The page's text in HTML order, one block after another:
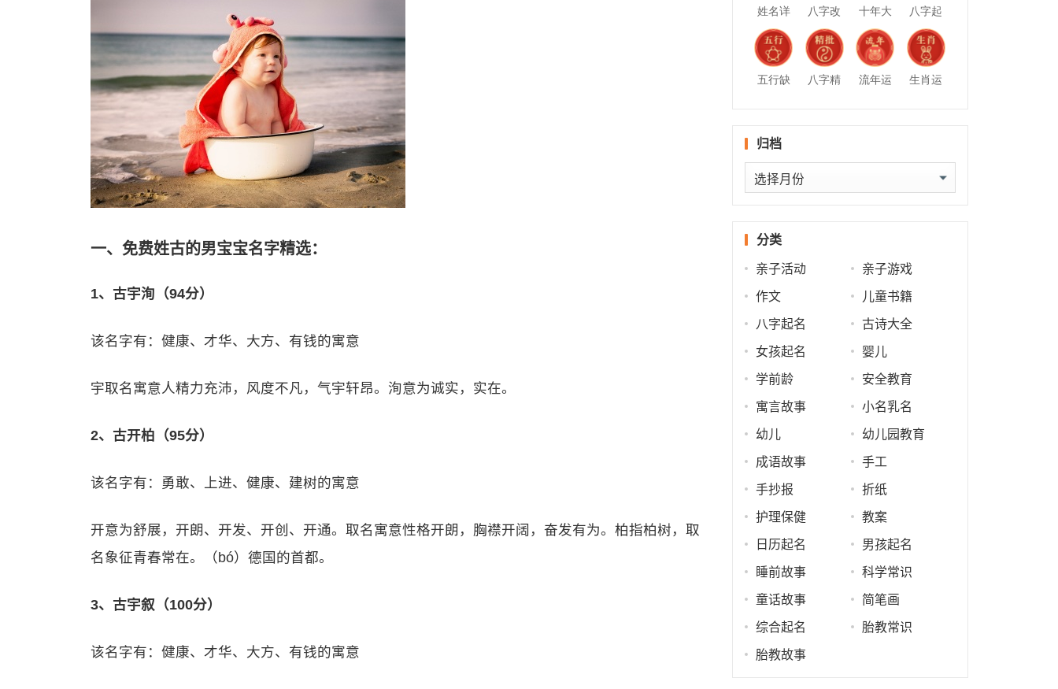
一、免费姓古的男宝宝名字精选：
1、古宇洵（94分）
该名字有：健康、才华、大方、有钱的寓意
宇取名寓意人精力充沛，风度不凡，气宇轩昂。洵意为诚实，实在。
2、古开柏（95分）
该名字有：勇敢、上进、健康、建树的寓意
开意为舒展，开朗、开发、开创、开通。取名寓意性格开朗，胸襟开阔，奋发有为。柏指柏树，取
名象征青春常在。（bó）德国的首都。
3、古宇叙（100分）
该名字有：健康、才华、大方、有钱的寓意
姓名详
批
八字改
名
十年大
运
八字起
名
五行缺
八字精
流年运
生肖运
归档
归
档
分类
亲子活动 亲子游戏
作文 儿童书籍
八字起名 古诗大全
女孩起名 婴儿
学前龄 安全教育
寓言故事 小名乳名
幼儿 幼儿园教育
成语故事 手工
手抄报 折纸
护理保健 教案
日历起名 男孩起名
睡前故事 科学常识
童话故事 简笔画
综合起名 胎教常识
胎教故事